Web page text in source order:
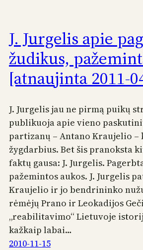
J. Jurgelis apie
žudikus,
[atnaujinta 2011-
J. Jurgelis jau ne pirmą puikų
publikuoja apie vieno
partizanų – Antano Kraujelio –
žygdarbius. Bet šis pranoksta
faktų gausa: J. Jurgelis.
pažemintos aukos. J. Jurgelis
Kraujelio ir jo bendrininko
rėmėjų Prano ir Leokadijos
„reabilitavimo“ Lietuvoje
kažkaip labai…
2010-11-15